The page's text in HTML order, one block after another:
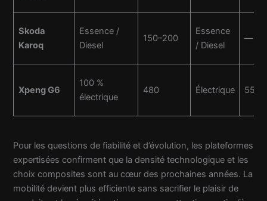
Skoda
Karoq
Essence /
Diesel
150–200
Essence
/ Diesel
—
Xpeng G6
100 %
électrique
480 Électrique 550
Pour les questions de fiabilité et d’évolution, les plateformes
expertisées confirment que la densité technologique et les
choix composites sont au cœur des prochaines années. La
mobilité devient plus efficiente sans sacrifier le plaisir de